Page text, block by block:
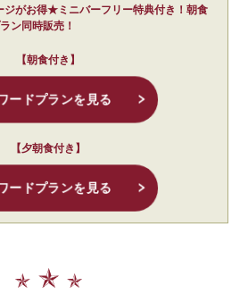
ジがお得★ミニバーフリー特典付き！朝食
ン同時販売！
【朝食付き】
ードプランを見る
【夕朝食付き】
ードプランを見る